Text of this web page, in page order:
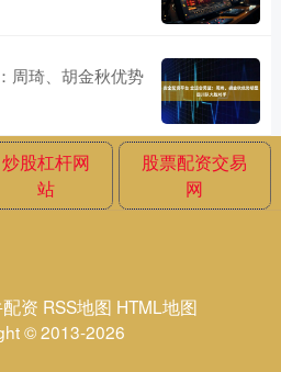
周琦、胡金秋优势
炒股杠杆网
站
股票配资交易
网
资 RSS地图 HTML地图
© 2013-2026